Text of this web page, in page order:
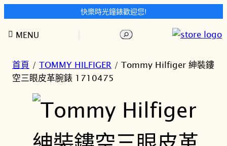
快樂時光鐘錶歡迎您!
至
搜
MENU
首頁 / TOMMY HILFIGER / Tommy Hilfiger 紳裝鏤
空三眼皮革腕錶 1710475